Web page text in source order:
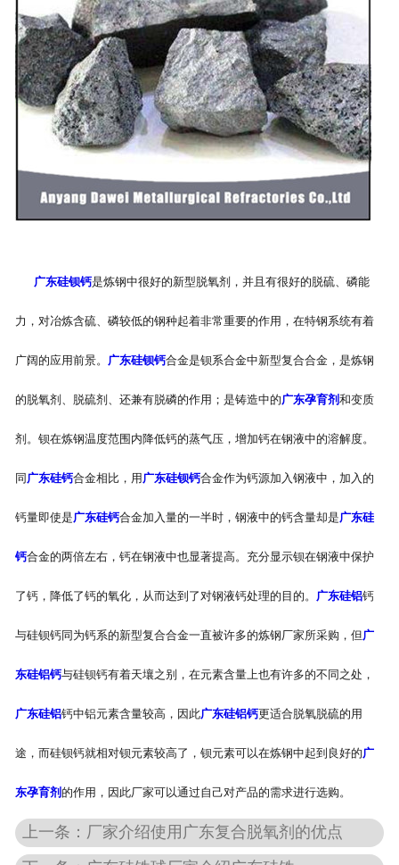
广东硅钡钙是炼钢中很好的新型脱氧剂，并且有很好的脱硫、磷能
力，对冶炼含硫、磷较低的钢种起着非常重要的作用，在特钢系统有着
广阔的应用前景。 广东硅钡钙合金是钡系合金中新型复合合金，是炼钢
的脱氧剂、脱硫剂、还兼有脱磷的作用；是铸造中的广东孕育剂和变质
剂。钡在炼钢温度范围内降低钙的蒸气压，增加钙在钢液中的溶解度。
同 广东硅钙合金相比，用 广东硅钡钙合金作为钙源加入钢液中，加入的
钙量即使是广东硅钙合金加入量的一半时，钢液中的钙含量却是广东硅
钙合金的两倍左右，钙在钢液中也显著提高。充分显示钡在钢液中保护
了钙，降低了钙的氧化，从而达到了对钢液钙处理的目的。 广东硅铝钙
与硅钡钙同为钙系的新型复合合金一直被许多的炼钢厂家所采购，但广
东硅铝钙与硅钡钙有着天壤之别，在元素含量上也有许多的不同之处，
广东硅铝钙中铝元素含量较高，因此广东硅铝钙更适合脱氧脱硫的用
途，而硅钡钙就相对钡元素较高了，钡元素可以在炼钢中起到良好的广
东孕育剂 的作用，因此厂家可以通过自己对产品的需求进行选购。
上一条：厂家介绍使用广东复合脱氧剂的优点